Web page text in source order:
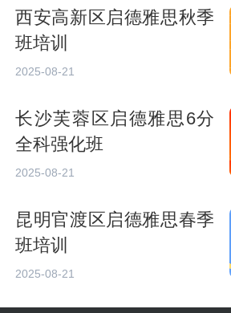
西安高新区启德雅思秋季
班培训
2025-08-21
长沙芙蓉区启德雅思6分
全科强化班
2025-08-21
昆明官渡区启德雅思春季
班培训
2025-08-21